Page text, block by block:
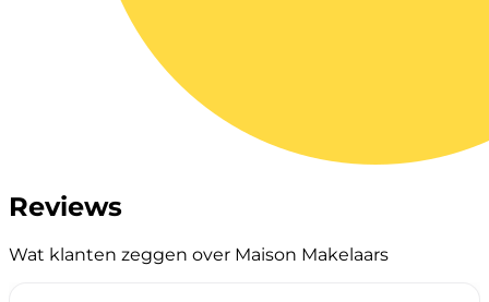
Reviews
Wat klanten zeggen over Maison Makelaars